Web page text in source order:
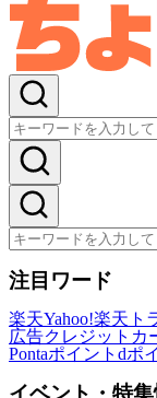
注目ワード
楽天Yahoo!楽天ト
広告クレジットカ
Pontaポイント dポ
イベント・特